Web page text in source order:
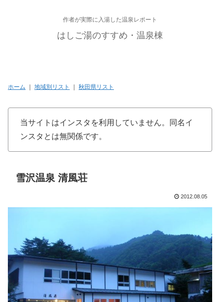
作者が実際に入湯した温泉レポート
はしご湯のすすめ・温泉棟
ホーム 地域別リスト 秋田県リスト
当サイトはインスタを利用していません。同名イ
ンスタとは無関係です。
雪沢温泉 清風荘
2012.08.05